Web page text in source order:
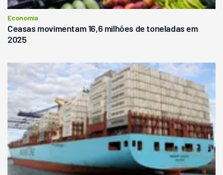
Economia
Ceasas movimentam 16,6 milhões de toneladas em
2025